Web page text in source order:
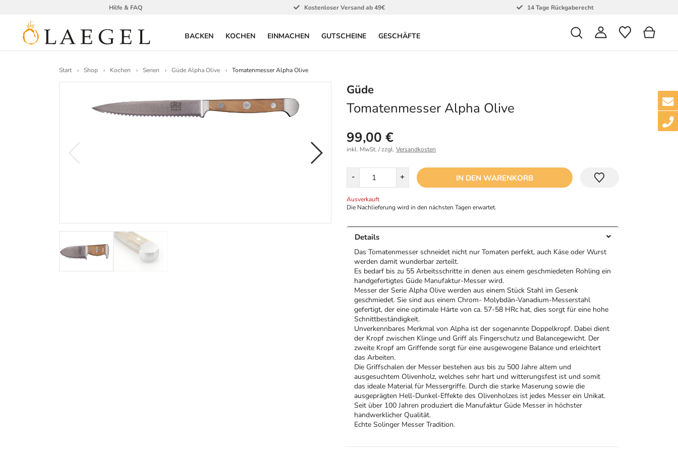
Hilfe & FAQ Kostenloser Versand ab 49€ 14 Tage Rückgaberecht
BACKEN KOCHEN EINMACHEN GUTSCHEINE GESCHÄFTE
Start Shop Kochen Serien Güde Alpha Olive Tomatenmesser Alpha Olive
Güde
Tomatenmesser Alpha Olive
99,00 €
inkl. MwSt. / zzgl. Versandkosten
- + IN DEN WARENKORB
Ausverkauft
Die Nachlieferung wird in den nächsten Tagen erwartet.
Details
Das Tomatenmesser schneidet nicht nur Tomaten perfekt, auch Käse oder Wurst
werden damit wunderbar zerteilt.
Es bedarf bis zu 55 Arbeitsschritte in denen aus einem geschmiedeten Rohling ein
handgefertigtes Güde Manufaktur-Messer wird.
Messer der Serie Alpha Olive werden aus einem Stück Stahl im Gesenk
geschmiedet. Sie sind aus einem Chrom- Molybdän-Vanadium-Messerstahl
gefertigt, der eine optimale Härte von ca. 57-58 HRc hat, dies sorgt für eine hohe
Schnittbeständigkeit.
Unverkennbares Merkmal von Alpha ist der sogenannte Doppelkropf. Dabei dient
der Kropf zwischen Klinge und Griff als Fingerschutz und Balancegewicht. Der
zweite Kropf am Griffende sorgt für eine ausgewogene Balance und erleichtert
das Arbeiten.
Die Griffschalen der Messer bestehen aus bis zu 500 Jahre altem und
ausgesuchtem Olivenholz, welches sehr hart und witterungsfest ist und somit
das ideale Material für Messergriffe. Durch die starke Maserung sowie die
ausgeprägten Hell-Dunkel-Effekte des Olivenholzes ist jedes Messer ein Unikat.
Seit über 100 Jahren produziert die Manufaktur Güde Messer in höchster
handwerklicher Qualität.
Echte Solinger Messer Tradition.